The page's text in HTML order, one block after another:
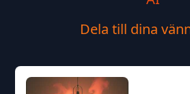
Dela till dina